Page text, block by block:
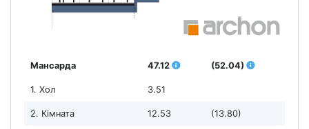
Мансарда 47.12 (52.04)
1. Хол 3.51
2. Кімната 12.53 (13.80)